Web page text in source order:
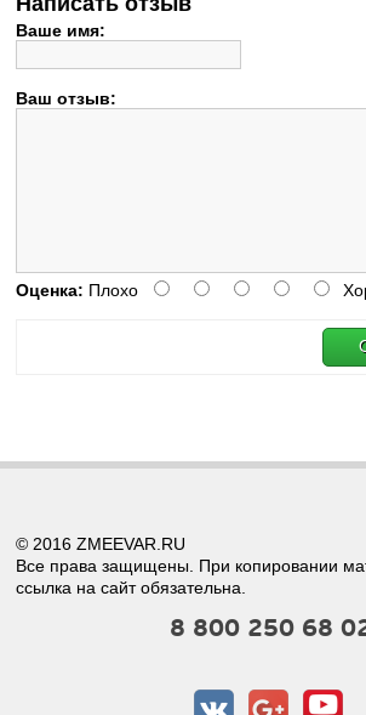
Ваше имя:
Ваш отзыв:
Оценка: Плохо
© 2016 ZMEEVAR.RU
Все права защищены. При копировании
ссылка на сайт обязательна.
8 800 250 68